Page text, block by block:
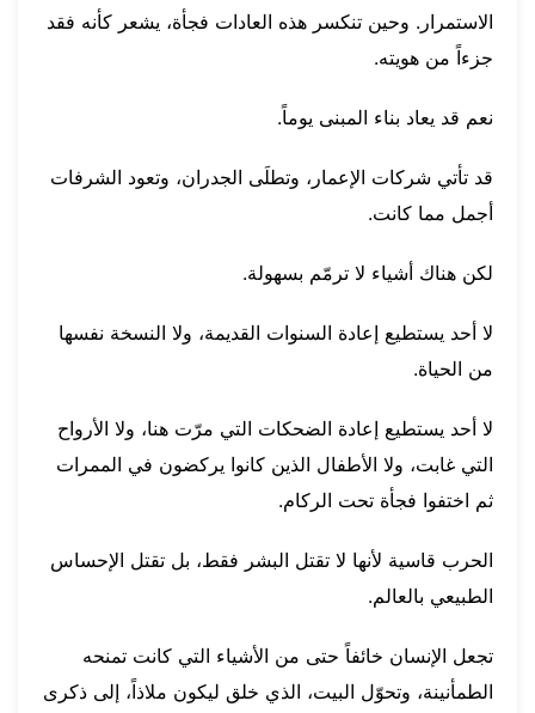
الاستمرار. وحين تنكسر هذه العادات فجأة، يشعر كأنه فقد
جزءاً من هويته.
نعم قد يعاد بناء المبنى يوماً.
قد تأتي شركات الإعمار، وتطلَى الجدران، وتعود الشرفات
أجمل مما كانت.
لكن هناك أشياء لا ترمّم بسهولة.
لا أحد يستطيع إعادة السنوات القديمة، ولا النسخة نفسها
من الحياة.
لا أحد يستطيع إعادة الضحكات التي مرّت هنا، ولا الأرواح
التي غابت، ولا الأطفال الذين كانوا يركضون في الممرات
ثم اختفوا فجأة تحت الركام.
الحرب قاسية لأنها لا تقتل البشر فقط، بل تقتل الإحساس
الطبيعي بالعالم.
تجعل الإنسان خائفاً حتى من الأشياء التي كانت تمنحه
الطمأنينة، وتحوّل البيت، الذي خلق ليكون ملاذاً، إلى ذكرى